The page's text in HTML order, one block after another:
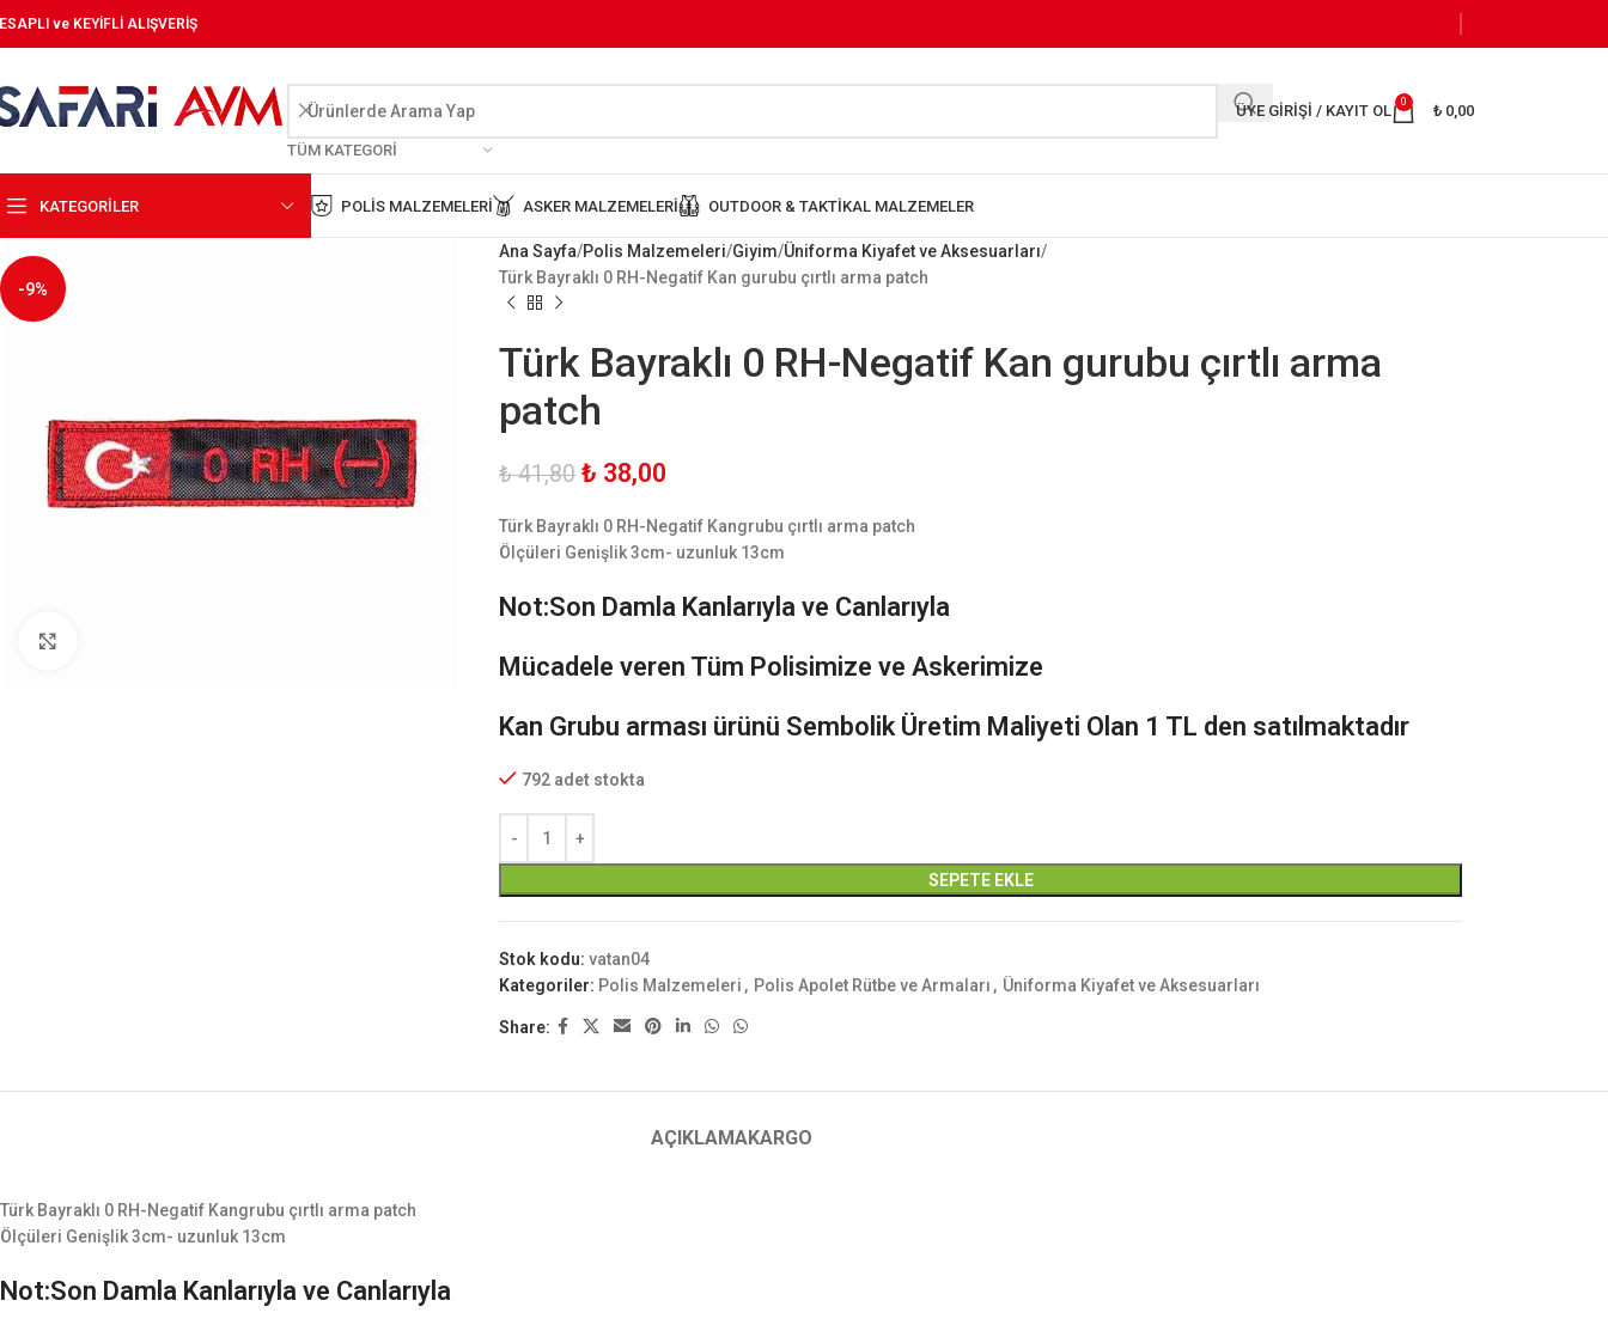
ve KEYİFLİ ALIŞVERİŞ
TÜM KATEGORI
ÜYE GIRIŞI / KAYIT OL
0
₺ 0,00
KATEGORİLER POLIS MALZEMELERI ASKER MALZEMELERI OUTDOOR & TAKTIKAL MALZEMELER
-9%
Ana Sayfa Polis Malzemeleri Giyim Üniforma Kiyafet ve Aksesuarları
Türk Bayraklı 0 RH-Negatif Kan gurubu çırtlı arma patch
Türk Bayraklı 0 RH-Negatif Kan gurubu çırtlı arma
patch
₺41,80 ₺ 38,00
Türk Bayraklı 0 RH-Negatif Kangrubu çırtlı arma patch
Ölçüleri Genişlik 3cm- uzunluk 13cm
Not:Son Damla Kanlarıyla ve Canlarıyla
Mücadele veren Tüm Polisimize ve Askerimize
Kan Grubu arması ürünü Sembolik Üretim Maliyeti Olan 1 TL den satılmaktadır
792 adet stokta
SEPETE EKLE
Stok kodu:vatan04
Kategoriler: Polis Malzemeleri , Polis Apolet Rütbe ve Armaları , Üniforma Kiyafet ve Aksesuarları
Share:
AÇIKLAMAKARGO
Türk Bayraklı 0 RH-Negatif Kangrubu çırtlı arma patch
Ölçüleri Genişlik 3cm- uzunluk 13cm
Not:Son Damla Kanlarıyla ve Canlarıyla